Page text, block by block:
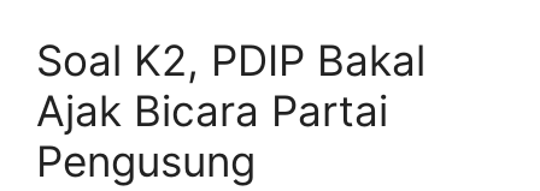
Soal K2, PDIP Bakal
Ajak Bicara Partai
Pengusung